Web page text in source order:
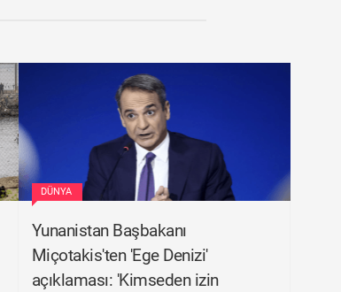
DÜNYA
Yunanistan Başbakanı
Miçotakis'ten 'Ege Denizi'
açıklaması: 'Kimseden izin